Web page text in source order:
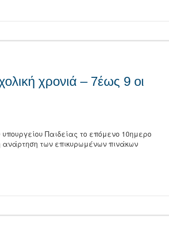
χρονιά – 7έως 9 οι
Παιδείας το επόμενο 10ημερο
των επικυρωμένων πινάκων